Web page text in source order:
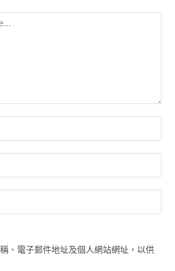
、電子郵件地址及個人網站網址，以供